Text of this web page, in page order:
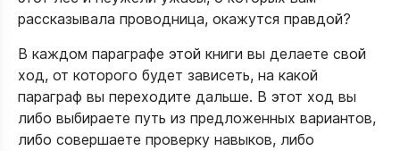
рассказывала проводница, окажутся правдой?
В каждом параграфе этой книги вы делаете свой
ход, от которого будет зависеть, на какой
параграф вы переходите дальше. В этот ход вы
либо выбираете путь из предложенных вариантов,
либо совершаете проверку навыков, либо